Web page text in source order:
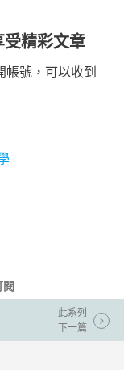
受精彩文章
帳號，可以收到
閱
此系列
下一篇